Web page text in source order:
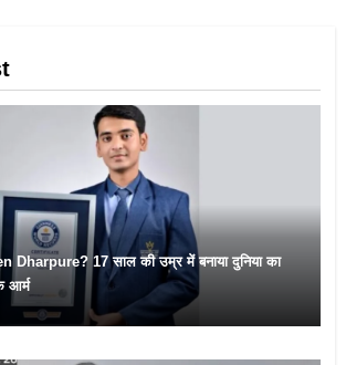
Dharpure? 17 साल की उम्र में बनाया दुनिया का
आर्म